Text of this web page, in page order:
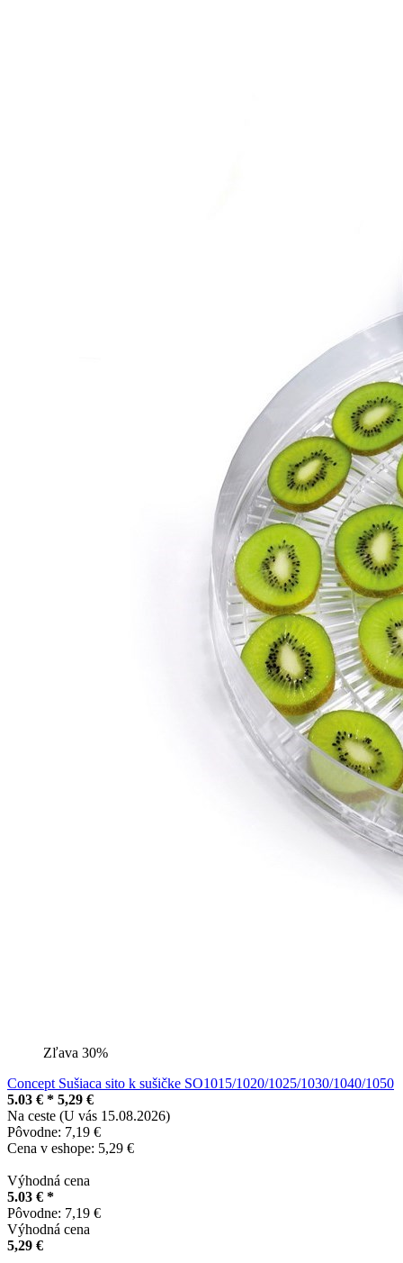
Zľava 30%
Concept Sušiaca sito k sušičke SO1015/1020/1025/1030/1040/1050
5.03 € * 5,29 €
Na ceste (U vás 15.08.2026)
Pôvodne: 7,19 €
Cena v eshope: 5,29 €
Výhodná cena
5.03 € *
Pôvodne: 7,19 €
Výhodná cena
5,29 €